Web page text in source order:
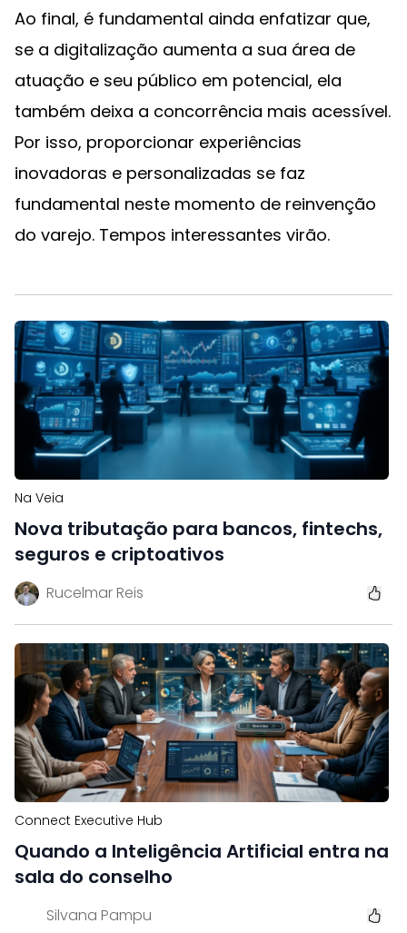
Ao final, é fundamental ainda enfatizar que,
se a digitalização aumenta a sua área de
atuação e seu público em potencial, ela
também deixa a concorrência mais acessível.
Por isso, proporcionar experiências
inovadoras e personalizadas se faz
fundamental neste momento de reinvenção
do varejo. Tempos interessantes virão.
Na Veia
Nova tributação para bancos, fintechs,
seguros e criptoativos
Rucelmar Reis
Connect Executive Hub
Quando a Inteligência Artificial entra na
sala do conselho
Silvana Pampu